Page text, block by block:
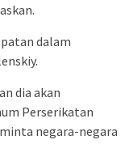
dalam
dia akan
Perserikatan
negara-negara